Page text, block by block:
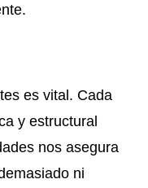
es vital. Cada
y estructural
nos asegura
ni